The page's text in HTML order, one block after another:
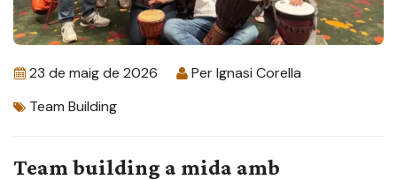
23 de maig de 2026 PerIgnasi Corella
Team Building
Team building a mida amb